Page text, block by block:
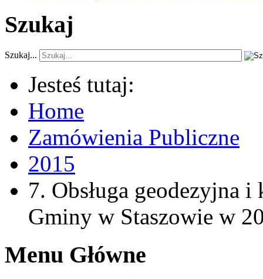
Szukaj
Szukaj...
Jesteś tutaj:
Home
Zamówienia Publiczne
2015
7. Obsługa geodezyjna
Gminy w Staszowie w
Menu Główne